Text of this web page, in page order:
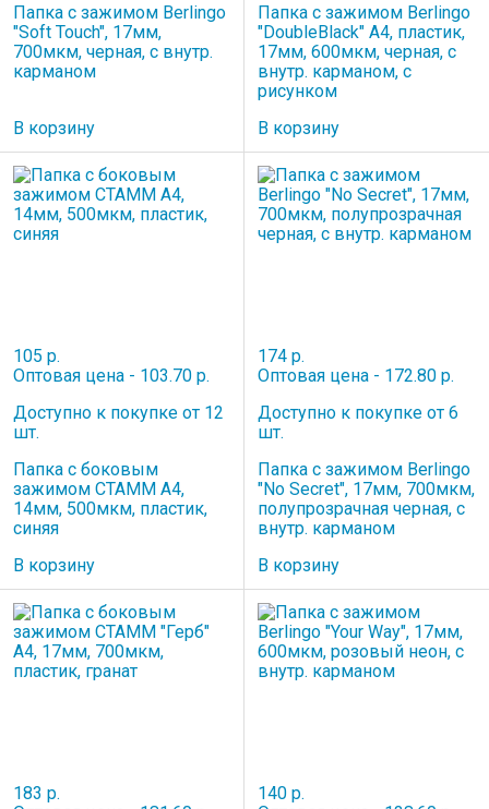
Папка с зажимом Berlingo
"Soft Touch", 17мм,
700мкм, черная, с внутр.
карманом
В корзину
Папка c зажимом Berlingo
"DoubleBlack" А4, пластик,
17мм, 600мкм, черная, с
внутр. карманом, с
рисунком
В корзину
105 р.
Оптовая цена - 103.70 р.
Доступно к покупке от 12
шт.
Папка с боковым
зажимом СТАММ А4,
14мм, 500мкм, пластик,
синяя
В корзину
174 р.
Оптовая цена - 172.80 р.
Доступно к покупке от 6
шт.
Папка с зажимом Berlingo
"No Secret", 17мм, 700мкм,
полупрозрачная черная, с
внутр. карманом
В корзину
183 р.
140 р.